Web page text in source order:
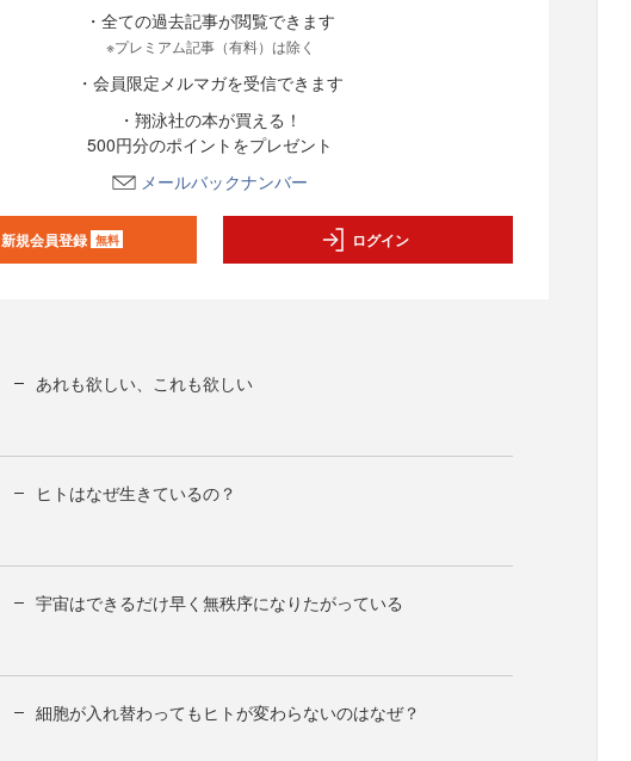
・全ての過去記事が閲覧できます
※プレミアム記事（有料）は除く
・会員限定メルマガを受信できます
・翔泳社の本が買える！
500円分のポイントをプレゼント
メールバックナンバー
新規会員登録 無料 ログイン
あれも欲しい、これも欲しい
ヒトはなぜ生きているの？
宇宙はできるだけ早く無秩序になりたがっている
細胞が入れ替わってもヒトが変わらないのはなぜ？